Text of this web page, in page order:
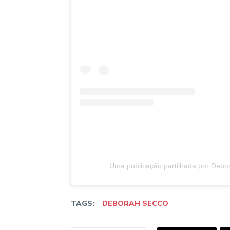
Uma publicação partilhada por
TAGS: DEBORAH SECCO